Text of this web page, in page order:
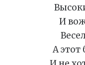
И
А этот